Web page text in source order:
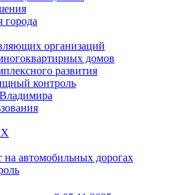
города
организаций
домов
развития
контроль
автомобильных дорогах